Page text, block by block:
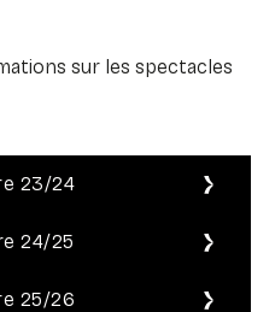
sur les spectacles
23/24
24/25
25/26